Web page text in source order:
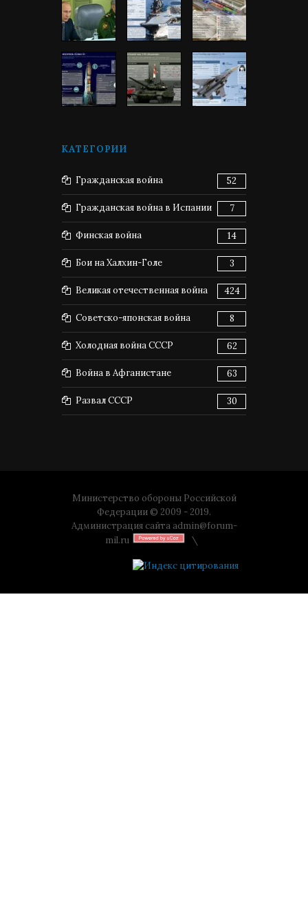
КАТЕГОРИИ
Гражданская война 52
Гражданская война в Испании 7
Финская война 14
Бои на Халхин-Голе 3
Великая отечественная война 424
Советско-японская война 8
Холодная война СССР 62
Война в Афганистане 63
Развал СССР 30
Министерство обороны Российской
Федерации © 2009 - 2019.
Администрация сайта admin@forum-
mil.ru